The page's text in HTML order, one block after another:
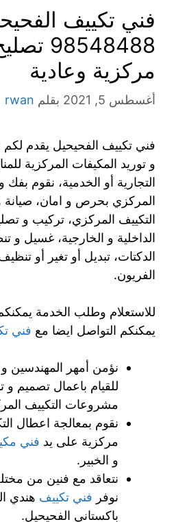
فني تكييف
مركزية وعادية
أغسطس 5, 2021 بقلم rwan
فني تكييف الفحيحيل يقدم
و توريد المكيفات المركزية
التجارية أو الخدمية، نقوم
المركزي بحرص و امان، صيانة
التكييف المركزي، تركيب و
الداخلية و الخارجية، غسيل و
الدكتات، تبديل أو تغير أو تنظيف
الفريون.
للاستعلام وطلب الخدمة
يمكنكم التواصل ايضا مع فني
نؤمن أمهر المهندسين و
للقيام باعمال تصميم و
مشروعات التكييف
نقوم بمعالجة اعطال
مركزية على يد فني
و الخبير.
نتعاقد مع فنين من
نوفر فني تكييف هندي
باكستاني الفحيحيل.